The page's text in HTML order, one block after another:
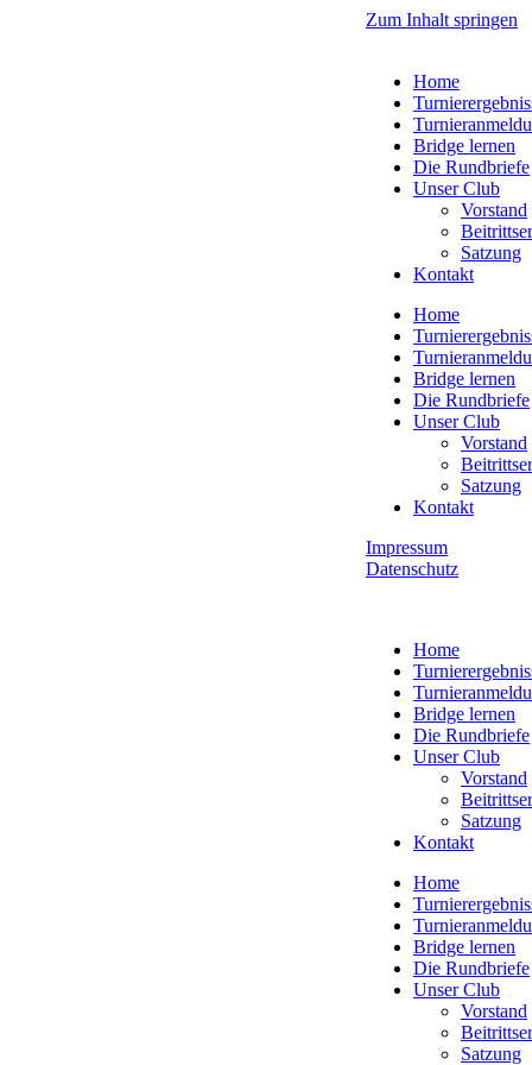
Zum Inhalt springen
Home
Bridge lernen
Die Rundbriefe
Unser Club
Vorstand
Satzung
Kontakt
Home
Bridge lernen
Die Rundbriefe
Unser Club
Vorstand
Satzung
Kontakt
Impressum
Datenschutz
Home
Bridge lernen
Die Rundbriefe
Unser Club
Vorstand
Satzung
Kontakt
Home
Bridge lernen
Die Rundbriefe
Unser Club
Vorstand
Satzung